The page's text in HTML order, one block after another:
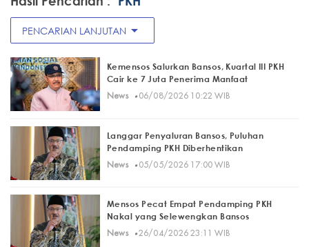
PENCARIAN LANJUTAN arrow_drop_down
Kemensos Salurkan Bansos, Kuartal III PKH
Cair ke 7 Juta Penerima Manfaat
News· 06/08/2026 10:22 WIB
Langgar Penyaluran Bansos, Puluhan
Pendamping PKH Diberhentikan
News· 05/05/2026 17:00 WIB
Mensos Pecat Empat Pendamping PKH
Nakal yang Selewengkan Bansos
News· 26/04/2026 23:11 WIB